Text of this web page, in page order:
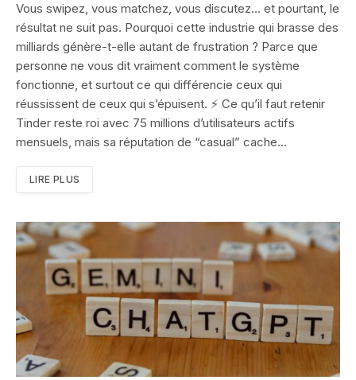
Vous swipez, vous matchez, vous discutez… et pourtant, le
résultat ne suit pas. Pourquoi cette industrie qui brasse des
milliards génère-t-elle autant de frustration ? Parce que
personne ne vous dit vraiment comment le système
fonctionne, et surtout ce qui différencie ceux qui
réussissent de ceux qui s’épuisent. ⚡ Ce qu’il faut retenir
Tinder reste roi avec 75 millions d’utilisateurs actifs
mensuels, mais sa réputation de “casual” cache…
LIRE PLUS